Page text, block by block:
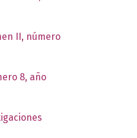
II, número
8, año